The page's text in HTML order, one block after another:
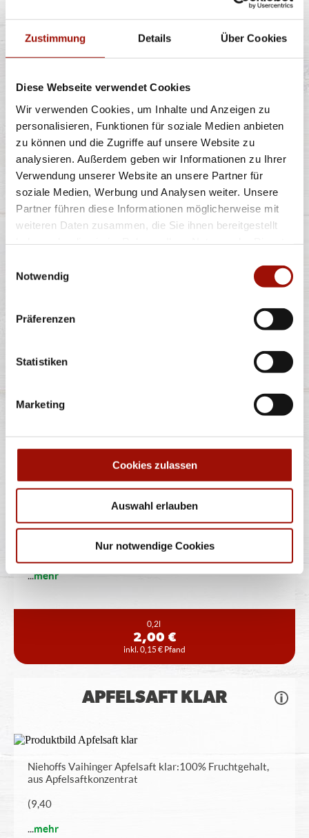
Zustimmung Details Über Cookies
Diese Webseite verwendet Cookies
Wir verwenden Cookies, um Inhalte und Anzeigen zu
personalisieren, Funktionen für soziale Medien anbieten
zu können und die Zugriffe auf unsere Website zu
analysieren. Außerdem geben wir Informationen zu Ihrer
Verwendung unserer Website an unsere Partner für
soziale Medien, Werbung und Analysen weiter. Unsere
Partner führen diese Informationen möglicherweise mit
weiteren Daten zusammen, die Sie ihnen bereitgestellt
Notwendig
Präferenzen
Statistiken
Marketing
Cookies zulassen
Auswahl erlauben
Nur notwendige Cookies
Fuze Tea Schwarzer Tee Pfirsich ist eine
außergewöhnliche Fusion aus dem Guten des
...mehr
0,4l
2,90 €
inkl. 0,25 € Pfand
VIO MEDIUM
ViO Medium, das Mineralwasser aus heimischer Quelle
MULTIVITAMIN 10
FRUCHTSAFT
Niehoffs Vaihinger Multivitamin-10- Fruchtsaft: 100%
...mehr
0,2l
2,00 €
inkl. 0,15 € Pfand
APFELSAFT KLAR
Niehoffs Vaihinger Apfelsaft klar: 100% Fruchtgehalt,
aus Apfelsaftkonzentrat
(9,40
...mehr